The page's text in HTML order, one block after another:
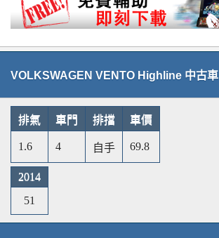
VOLKSWAGEN VENTO Highline 中古車
排氣 車門 排擋 車價
1.6 4 自手 69.8
2014
51